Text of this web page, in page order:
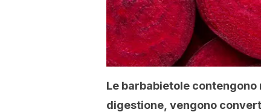
Le barbabietole
digestione, vengono